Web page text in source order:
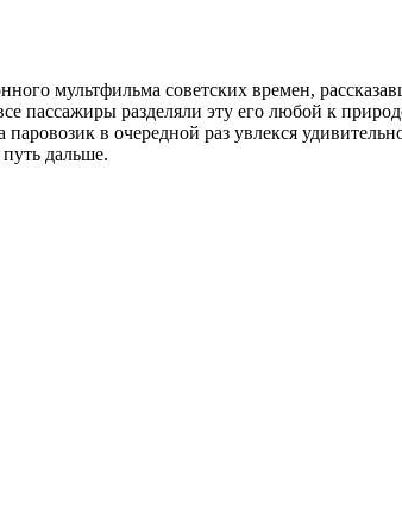
мультфильма советских времен,
пассажиры разделяли эту его любой к
в очередной раз увлекся
дальше.